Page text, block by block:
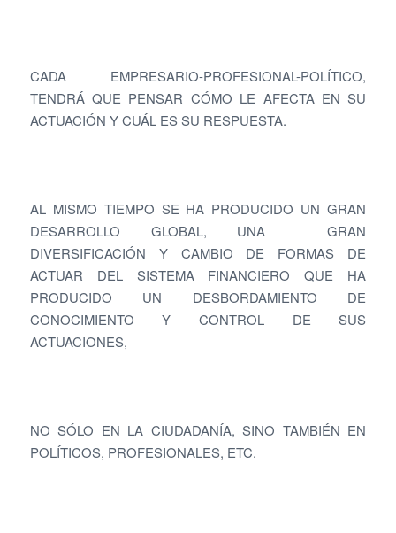
CADA EMPRESARIO-PROFESIONAL-POLÍTICO,
TENDRÁ QUE PENSAR CÓMO LE AFECTA EN SU
ACTUACIÓN Y CUÁL ES SU RESPUESTA.
AL MISMO TIEMPO SE HA PRODUCIDO UN GRAN
DESARROLLO GLOBAL, UNA GRAN
DIVERSIFICACIÓN Y CAMBIO DE FORMAS DE
ACTUAR DEL SISTEMA FINANCIERO QUE HA
PRODUCIDO UN DESBORDAMIENTO DE
CONOCIMIENTO Y CONTROL DE SUS
ACTUACIONES,
NO SÓLO EN LA CIUDADANÍA, SINO TAMBIÉN EN
POLÍTICOS, PROFESIONALES, ETC.